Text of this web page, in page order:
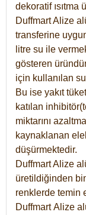
dekoratif ısıtma
Duffmart Alize
transferine
litre su ile
gösteren
için kullanılan
Bu ise yakıt
katılan
miktarını
kaynaklanan
düşürmektedir.
Duffmart Alize
üretildiğinden
renklerde temin
DuffmartAlize